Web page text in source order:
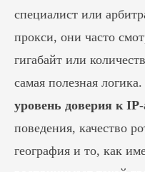
специалист или
прокси, они часто
гигабайт или
самая полезная
уровень доверия к IP-
поведения, качество
география и то, как